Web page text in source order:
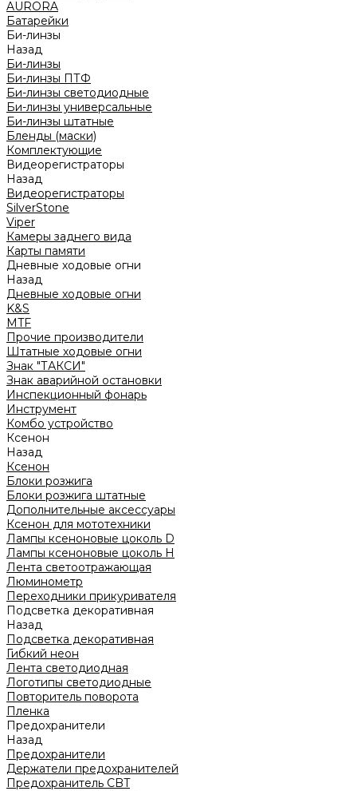
AURORA
Батарейки
Би-линзы
Назад
Би-линзы
Би-линзы ПТФ
Би-линзы светодиодные
Би-линзы универсальные
Би-линзы штатные
Бленды (маски)
Комплектующие
Видеорегистраторы
Назад
Видеорегистраторы
SilverStone
Viper
Камеры заднего вида
Карты памяти
Дневные ходовые огни
Назад
Дневные ходовые огни
K&S
MTF
Прочие производители
Штатные ходовые огни
Знак "ТАКСИ"
Знак аварийной остановки
Инспекционный фонарь
Инструмент
Комбо устройство
Ксенон
Назад
Ксенон
Блоки розжига
Блоки розжига штатные
Дополнительные аксессуары
Ксенон для мототехники
Лампы ксеноновые цоколь D
Лампы ксеноновые цоколь H
Лента светоотражающая
Люминометр
Переходники прикуривателя
Подсветка декоративная
Назад
Подсветка декоративная
Гибкий неон
Лента светодиодная
Логотипы светодиодные
Повторитель поворота
Пленка
Предохранители
Назад
Предохранители
Держатели предохранителей
Предохранитель CBT